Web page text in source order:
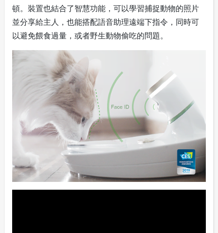
頓。裝置也結合了智慧功能，可以學習捕捉動物的照片
並分享給主人，也能搭配語音助理遠端下指令，同時可
以避免餵食過量，或者野生動物偷吃的問題。